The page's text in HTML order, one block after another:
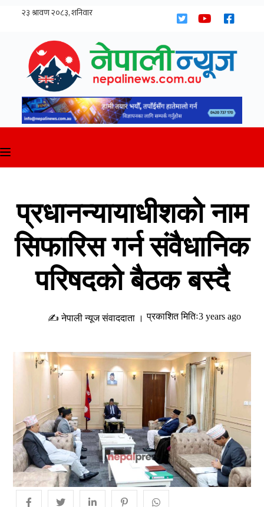
प्रधानन्यायाधीशको नाम
सिफारिस गर्न संवैधानिक
परिषदको बैठक बस्दै
✍ नेपाली न्यूज संवाददाता । प्रकाशित मितिः3 years ago